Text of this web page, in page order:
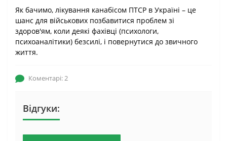
Як бачимо, лікування канабісом ПТСР в Україні – це
шанс для військових позбавитися проблем зі
здоров'ям, коли деякі фахівці (психологи,
психоаналітики) безсилі, і повернутися до звичного
життя.
Коментарі: 2
Відгуки: